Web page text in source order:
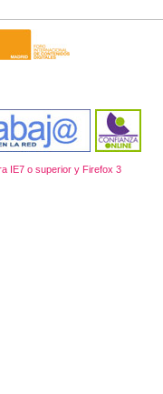
IE7 o superior y Firefox 3